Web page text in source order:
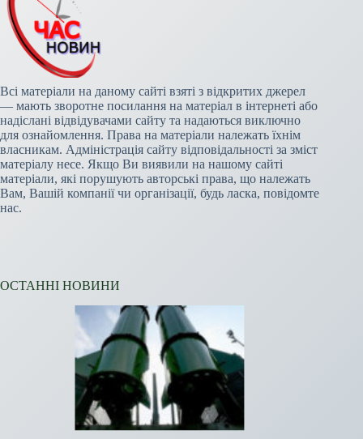
Всі матеріали на даному сайті взяті з відкритих джерел
— мають зворотне посилання на матеріал в інтернеті або
надіслані відвідувачами сайту та надаються виключно
для ознайомлення. Права на матеріали належать їхнім
власникам. Адміністрація сайту відповідальності за зміст
матеріалу несе. Якщо Ви виявили на нашому сайті
матеріали, які порушують авторські права, що належать
Вам, Вашій компанії чи організації, будь ласка, повідомте
нас.
ОСТАННІ НОВИНИ